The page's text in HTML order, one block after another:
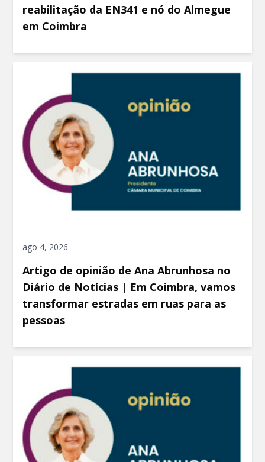
reabilitação da EN341 e nó do Almegue
em Coimbra
ago 4, 2026
Artigo de opinião de Ana Abrunhosa no
Diário de Notícias | Em Coimbra, vamos
transformar estradas em ruas para as
pessoas